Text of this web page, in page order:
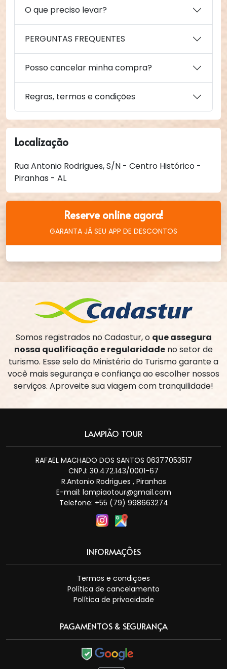
O que preciso levar?
PERGUNTAS FREQUENTES
Posso cancelar minha compra?
Regras, termos e condições
Localização
Rua Antonio Rodrigues, S/N - Centro Histórico -
Piranhas - AL
Reserve online agora!
GARANTA JÁ SEU APP DE DESCONTOS
Somos registrados no Cadastur, o que assegura
nossa qualificação e regularidade no setor de
turismo. Esse selo do Ministério do Turismo garante a
você mais segurança e confiança ao escolher nossos
serviços. Aproveite sua viagem com tranquilidade!
LAMPIÃO TOUR
RAFAEL MACHADO DOS SANTOS 06377053517
CNPJ: 30.472.143/0001-67
R.Antonio Rodrigues , Piranhas
E-mail: lampiaotour@gmail.com
Telefone: +55 (79) 998663274
INFORMAÇÕES
Termos e condições
Política de cancelamento
Política de privacidade
PAGAMENTOS & SEGURANÇA